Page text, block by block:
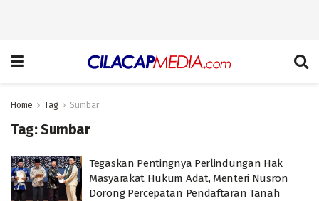
Home Tag Sumbar
Tag:Sumbar
Tegaskan Pentingnya Perlindungan Hak
Masyarakat Hukum Adat, Menteri Nusron
Dorong Percepatan Pendaftaran Tanah